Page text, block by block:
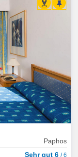
Paphos
Sehr gut 6 / 6